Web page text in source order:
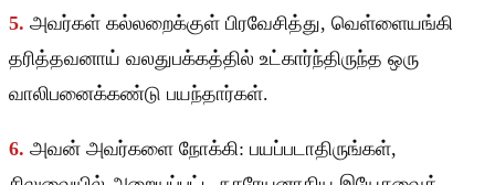
5. அவர்கள் கல்லறைக்குள் பிரவேசித்து, வெள்ளையங்கி
தரித்தவனாய் வலதுபக்கத்தில் உட்கார்ந்திருந்த ஒரு
வாலிபனைக்கண்டு பயந்தார்கள்.
6. அவன் அவர்களை நோக்கி: பயப்படாதிருங்கள்,